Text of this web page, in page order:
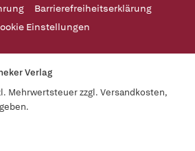
Barrierefreiheitserklärung
Einstellungen
Verlag
Mehrwertsteuer zzgl. Versandkosten,